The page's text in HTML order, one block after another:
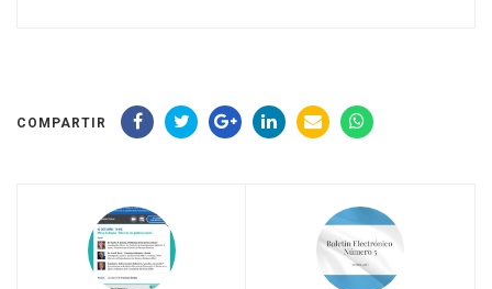
COMPARTIR